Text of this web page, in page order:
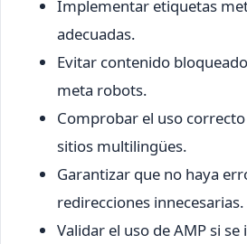
Implementar etiquetas
adecuadas.
Evitar contenido
meta robots.
Comprobar el uso
sitios multilingües.
Garantizar que no haya
redirecciones innecesarias.
Validar el uso de AMP si